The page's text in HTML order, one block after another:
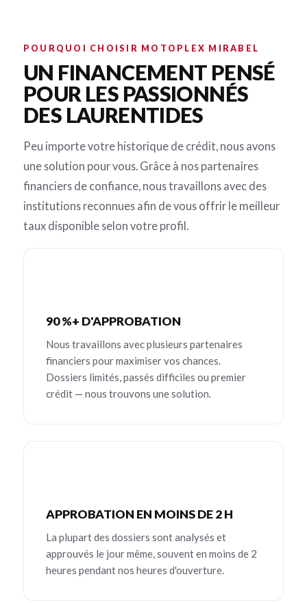
POURQUOI CHOISIR MOTOPLEX MIRABEL
UN FINANCEMENT PENSÉ
POUR LES PASSIONNÉS
DES LAURENTIDES
Peu importe votre historique de crédit, nous avons
une solution pour vous. Grâce à nos partenaires
financiers de confiance, nous travaillons avec des
institutions reconnues afin de vous offrir le meilleur
taux disponible selon votre profil.
90 %+ D'APPROBATION
Nous travaillons avec plusieurs partenaires
financiers pour maximiser vos chances.
Dossiers limités, passés difficiles ou premier
crédit — nous trouvons une solution.
APPROBATION EN MOINS DE 2 H
La plupart des dossiers sont analysés et
approuvés le jour même, souvent en moins de 2
heures pendant nos heures d'ouverture.